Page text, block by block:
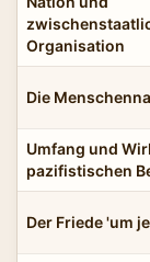
Organisation
Die
Umfang und
pazifistischen
Der Friede 'um